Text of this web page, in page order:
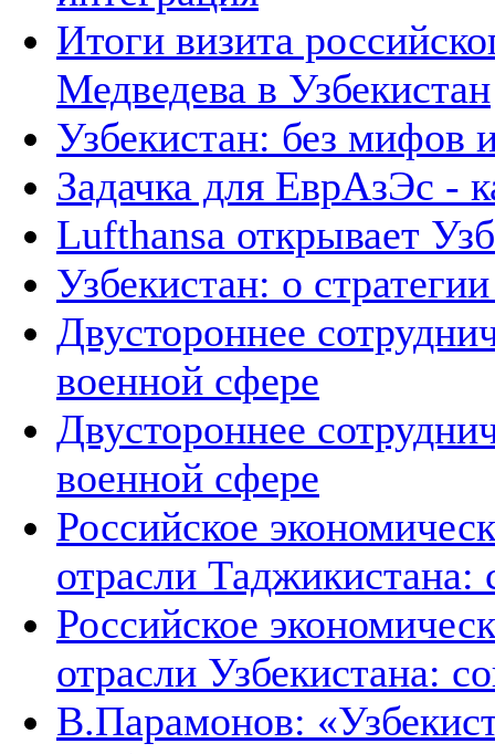
Итоги визита
Медведева в Узбекистан
Узбекистан: без мифов
Задачка для ЕврАзЭс -
Lufthansa открывает
Узбекистан: о
Двустороннее
военной сфере
Двустороннее
военной сфере
Российское
отрасли Таджикистана:
Российское
отрасли Узбекистана:
В.Парамонов: